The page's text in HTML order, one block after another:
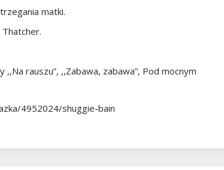
matki.
rauszu”, ,,Zabawa, zabawa”, Pod mocnym
4952024/shuggie-bain